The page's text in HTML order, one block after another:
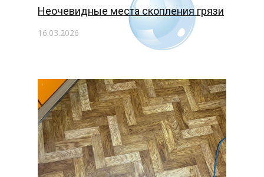
Неочевидные места скопления грязи
16.03.2026